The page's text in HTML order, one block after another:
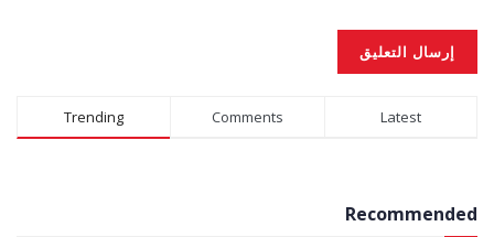
Alternative:
Trending Comments Latest
Recommended